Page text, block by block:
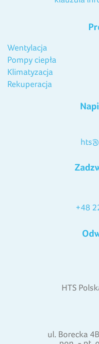
Wentylacja
Pompy ciepła
Klimatyzacja
Rekuperacja
+48
HTS
ul. Borecka